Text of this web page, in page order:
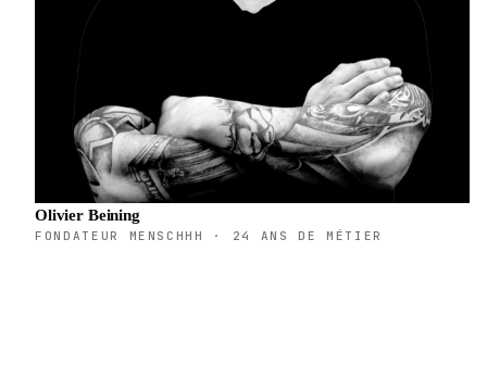
Olivier Beining
FONDATEUR MENSCHHH · 24 ANS DE MÉTIER